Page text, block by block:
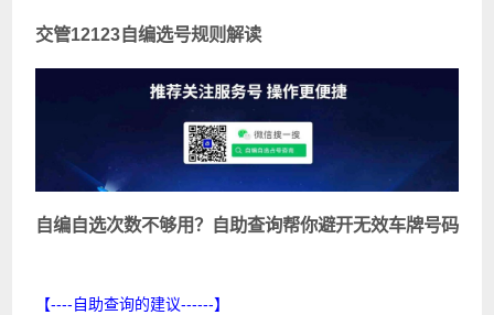
交管12123自编选号规则解读
自编自选次数不够用？自助查询帮你避开无效车牌号码
【----自助查询的建议------】